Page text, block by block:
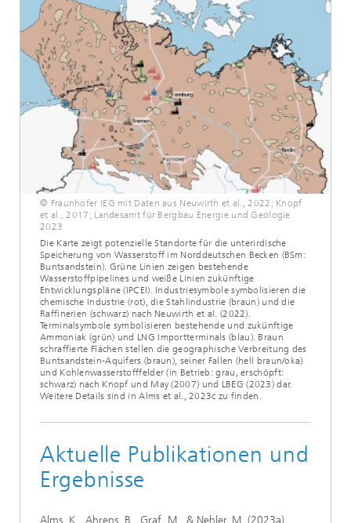
© Fraunhofer IEG mit Daten aus Neuwirth et al., 2022; Knopf
et al., 2017; Landesamt für Bergbau Energie und Geologie
2023
Die Karte zeigt potenzielle Standorte für die unterirdische
Speicherung von Wasserstoff im Norddeutschen Becken (BSm:
Buntsandstein). Grüne Linien zeigen bestehende
Wasserstoffpipelines und weiße Linien zukünftige
Entwicklungspläne (IPCEI). Industriesymbole symbolisieren die
chemische Industrie (rot), die Stahlindustrie (braun) und die
Raffinerien (schwarz) nach Neuwirth et al. (2022).
Terminalsymbole symbolisieren bestehende und zukünftige
Ammoniak (grün) und LNG Importterminals (blau). Braun
schraffierte Flächen stellen die geographische Verbreitung des
Buntsandstein-Aquifers (braun), seiner Fallen (hell braun/oka)
und Kohlenwasserstofffelder (in Betrieb: grau, erschöpft:
schwarz) nach Knopf und May (2007) und LBEG (2023) dar.
Weitere Details sind in Alms et al., 2023c zu finden.
Aktuelle Publikationen und
Ergebnisse
Alms, K., Ahrens, B., Graf, M., & Nehler, M. (2023a).